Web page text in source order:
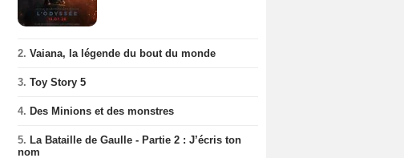
2. Vaiana, la légende du bout du monde
3. Toy Story 5
4. Des Minions et des monstres
5. La Bataille de Gaulle - Partie 2 : J’écris ton
nom